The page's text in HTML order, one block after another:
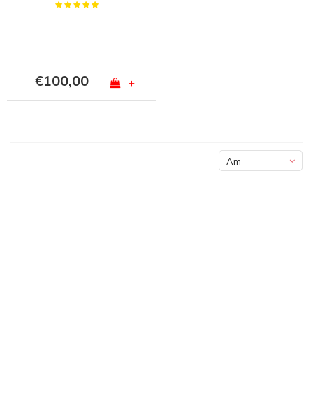
€100,00 +
Am